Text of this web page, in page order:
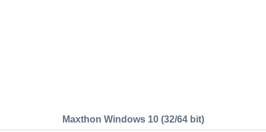
Maxthon Windows 10 (32/64 bit)